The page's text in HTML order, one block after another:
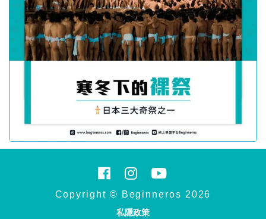
Copyright © Beginneros 2026
私隱政策